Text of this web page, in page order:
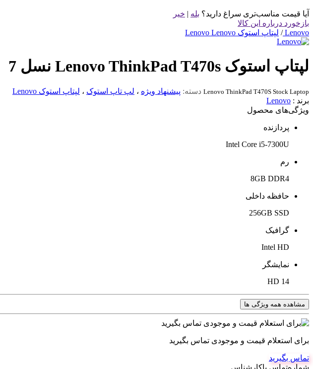
آیا قیمت مناسب‌تری سراغ دارید؟ بله | خیر
بازخورد درباره این کالا
Lenovo
/ لپتاپ استوک Lenovo Lenovo
لپتاپ استوک Lenovo ThinkPad T470s نسل 7
Lenovo ThinkPad T470S Stock Laptop دسته: پیشنهاد ویژه ، لپ تاپ استوک ، لپتاپ استوک Lenovo
برند : Lenovo
ویژگی‌های محصول
پردازنده
Intel Core i5-7300U
رم
8GB DDR4
حافظه داخلی
256GB SSD
گرافیک
Intel HD
نمایشگر
14 HD
مشاهده همه ویژگی ها
برای استعلام قیمت و موجودی تماس بگیرید
تماس بگیرید
شماره‌تماس‌ با‌کارشناس